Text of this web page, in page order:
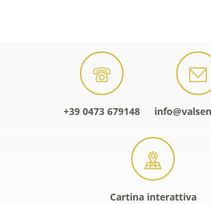
+39 0473 679148
Cartina interattiva